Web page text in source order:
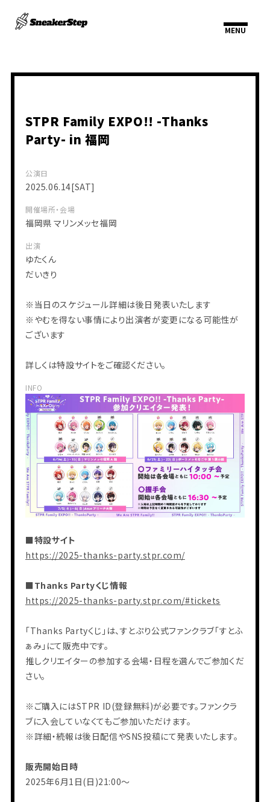
INFORMATION
SCHEDULE
PROFILE
STPR Family EXPO!! -Thanks
Party- in 福岡
公演日
2025.06.14[SAT]
開催場所・会場
福岡県マリンメッセ福岡
出演
ゆたくん
だいきり
※当日のスケジュール詳細は後日発表いたします
※やむを得ない事情により出演者が変更になる可能性が
ございます
詳しくは特設サイトをご確認ください。
INFO
■特設サイト
https://2025-thanks-party.stpr.com/
■Thanks Partyくじ情報
https://2025-thanks-party.stpr.com/#tickets
「Thanks Partyくじ」は、すとぷり公式ファンクラブ「すとふ
ぁみ」にて販売中です。
推しクリエイターの参加する会場・日程を選んでご参加くだ
さい。
※ご購入にはSTPR ID(登録無料)が必要です。ファンクラ
ブに入会していなくてもご参加いただけます。
※詳細・続報は後日配信やSNS投稿にて発表いたします。
販売開始日時
2025年6月1日(日)21:00〜